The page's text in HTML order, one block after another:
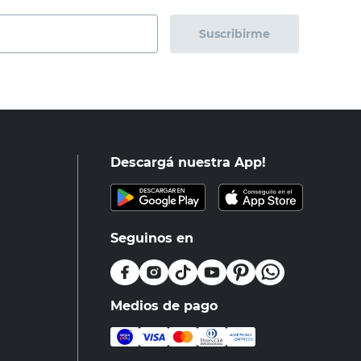
Suscribirme
Descargá nuestra App!
Seguinos en
Medios de pago